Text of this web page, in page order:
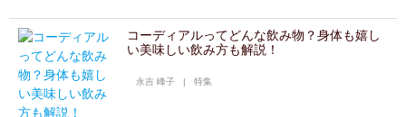
コーディアルってどんな飲み物？身体も嬉し
い美味しい飲み方も解説！
永吉 峰子 |特集